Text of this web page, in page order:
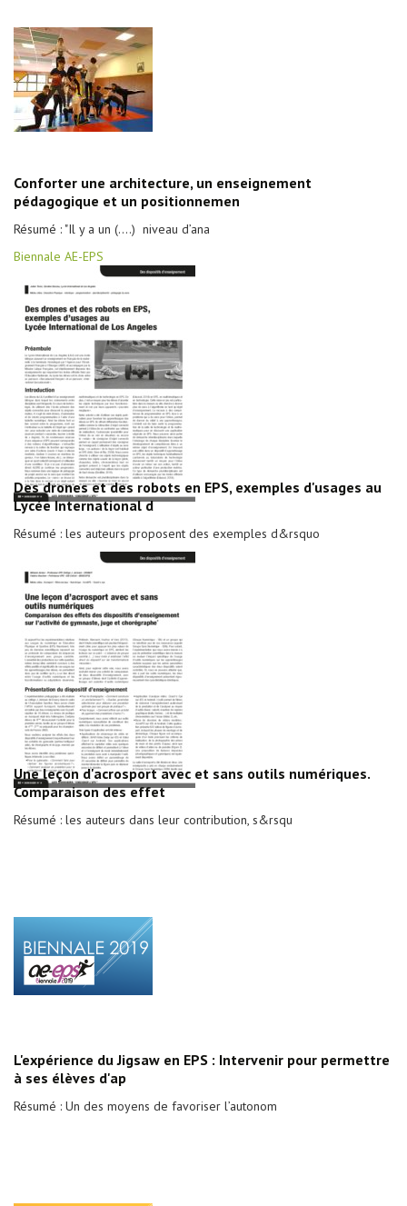
Conforter une architecture, un enseignement
pédagogique et un positionnemen
Résumé : "Il y a un (....) niveau d’ana
Biennale AE-EPS
Des drones et des robots en EPS, exemples d'usages au
Lycée International d
Résumé : les auteurs proposent des exemples d&rsquo
Une leçon d'acrosport avec et sans outils numériques.
Comparaison des effet
Résumé : les auteurs dans leur contribution, s&rsqu
L'expérience du Jigsaw en EPS : Intervenir pour permettre
à ses élèves d'ap
Résumé : Un des moyens de favoriser l’autonom